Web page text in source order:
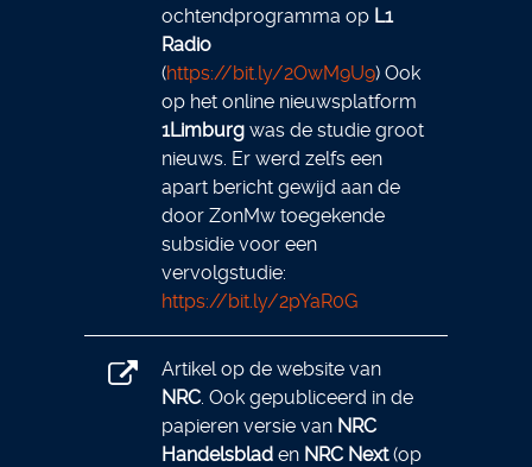
ochtendprogramma op L1
Radio
(https://bit.ly/2OwM9U9) Ook
op het online nieuwsplatform
1Limburg was de studie groot
nieuws. Er werd zelfs een
apart bericht gewijd aan de
door ZonMw toegekende
subsidie voor een
vervolgstudie:
https://bit.ly/2pYaR0G
Artikel op de website van
NRC. Ook gepubliceerd in de
papieren versie van NRC
Handelsblad en NRC Next(op